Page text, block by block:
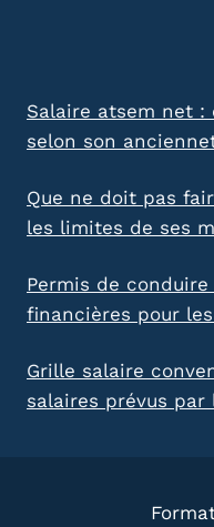
Salaire atsem net :
selon son
Que ne doit pas
les limites de ses
Permis de
financières pour
Grille salaire
salaires prévus